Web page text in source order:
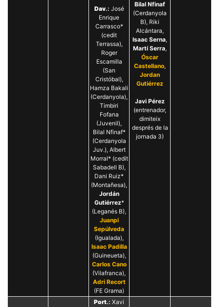
Dav.: José
Enrique
Carrasco*
(cedit
Terrassa),
Roger
Escamilla
(San
Cristóbal),
Hamza Bakali
(Cerdanyola),
Timbiri
Fofana
(Juvenil),
Bilal Nfinaf*
(Cerdanyola
Juv.), Albert
Morral* (cedit
Sabadell B),
Dani Ruiz*
(Montañesa),
Jordán
Gutiérrez*
(Leganés B),
Juanpi
Sepúlveda
(Igualada),
Isaac Padilla
(Guineueta),
Carlos Cano
(Vilafranca),
Adri Recort
(FE Grama)
Bilal Nfinaf
(Cerdanyola
B), Riki
Alcántara,
Isaac Serna,
Martí Serra,
Óscar
Castellano,
Jordan
Gutiérrez
Javi Pérez
(entrenador,
dimiteix
després de la
jornada 3)
Port.: Xavi